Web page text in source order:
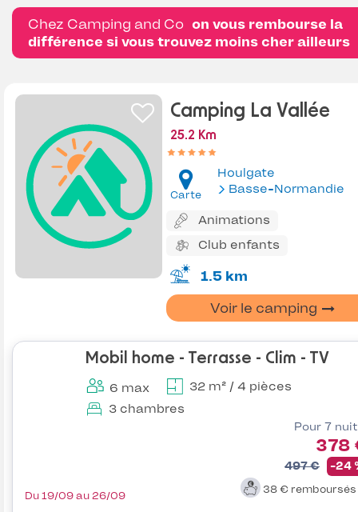
Chez Camping and Co on vous rembourse la
différence si vous trouvez moins cher ailleurs
Camping La Vallée
25.2 Km
Carte
Houlgate
Basse-Normandie
Animations
Club enfants
1.5 km
Voir le camping
Mobil home - Terrasse - Clim - TV
6 max
32 m² / 4 pièces
3 chambres
Pour 7
378
497 € -24
38 € remboursés
Du 19/09 au 26/09